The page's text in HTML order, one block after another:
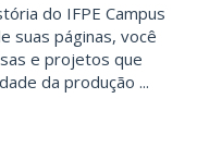
do IFPE Campus
suas páginas, você
e projetos que
da produção ...